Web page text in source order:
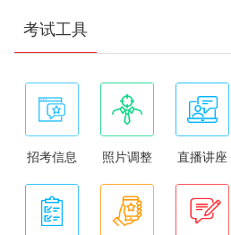
考试工具
招考信息 照片调整 直播讲座